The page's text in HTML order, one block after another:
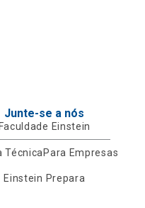
Junte-se a nós
Einstein
TécnicaPara Empresas
Einstein Prepara